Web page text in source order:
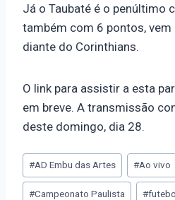
Já o Taubaté é o penúltimo
também com 6 pontos,
diante do Corinthians.
O link para assistir a esta
em breve. A transmissão
deste domingo, dia 28.
#AD Embu das Artes #Ao vivo
#Campeonato Paulista #